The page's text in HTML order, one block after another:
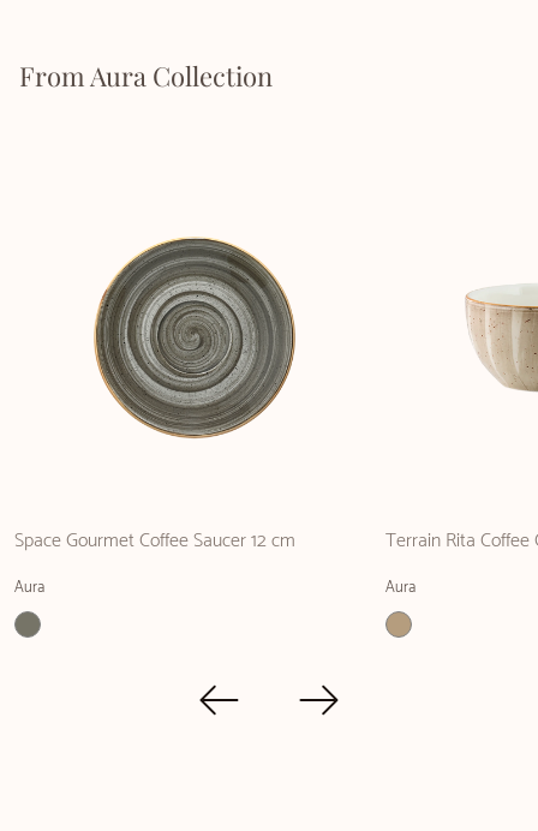
From Aura Collection
Space Gourmet Coffee Saucer 12 cm
Aura
Terrain Rita Coffee
Aura